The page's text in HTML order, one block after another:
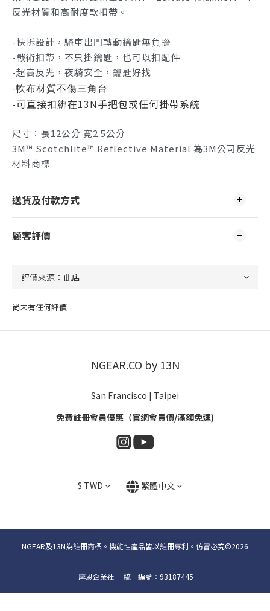
反光材質和高耐度軟扣帶。
-快拆設計，騎車出門轉動鑰匙無負擔
-戰術扣帶，不只掛鑰匙，也可以扣配件
-超高反光，夜騎安全，鑰匙好找
-軟布材質不傷三角台
-可直接扣綁在13N手把包或任何掛帶系統
尺寸：長12公分 寬2.5公分
3M™ Scotchlite™ Reflective Material 為3M公司反光
材料商標
送貨及付款方式
顧客評價
尚未有任何評價
NGEAR.CO by 13N
San Francisco | Taipei
免費註冊會員優惠（官網會員價/滿額免運)
$ TWD 繁體中文
NGEAR及13N為註冊商標。機能性產品皆以註冊專利。仿冒必究©2026
摩恩企業社 統一編號：93187445